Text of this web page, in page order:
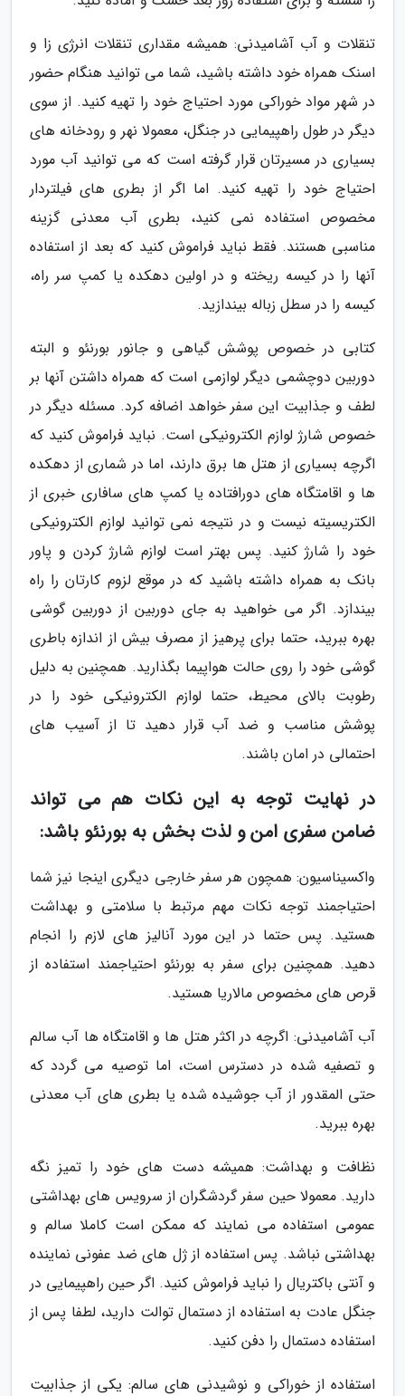
تنقلات و آب آشامیدنی: همیشه مقداری تنقلات انرژی زا و
اسنک همراه خود داشته باشید، شما می توانید هنگام حضور
در شهر مواد خوراکی مورد احتیاج خود را تهیه کنید. از سوی
دیگر در طول راهپیمایی در جنگل، معمولا نهر و رودخانه های
بسیاری در مسیرتان قرار گرفته است که می توانید آب مورد
احتیاج خود را تهیه کنید. اما اگر از بطری های فیلتردار
مخصوص استفاده نمی کنید، بطری آب معدنی گزینه
مناسبی هستند. فقط نباید فراموش کنید که بعد از استفاده
آنها را در کیسه ریخته و در اولین دهکده یا کمپ سر راه،
کیسه را در سطل زباله بیندازید.
کتابی در خصوص پوشش گیاهی و جانور بورنئو و البته
دوربین دوچشمی دیگر لوازمی است که همراه داشتن آنها بر
لطف و جذابیت این سفر خواهد اضافه کرد. مسئله دیگر در
خصوص شارژ لوازم الکترونیکی است. نباید فراموش کنید که
اگرچه بسیاری از هتل ها برق دارند، اما در شماری از دهکده
ها و اقامتگاه های دورافتاده یا کمپ های سافاری خبری از
الکتریسیته نیست و در نتیجه نمی توانید لوازم الکترونیکی
خود را شارژ کنید. پس بهتر است لوازم شارژ کردن و پاور
بانک به همراه داشته باشید که در موقع لزوم کارتان را راه
بیندازد. اگر می خواهید به جای دوربین از دوربین گوشی
بهره ببرید، حتما برای پرهیز از مصرف بیش از اندازه باطری
گوشی خود را روی حالت هواپیما بگذارید. همچنین به دلیل
رطوبت بالای محیط، حتما لوازم الکترونیکی خود را در
پوشش مناسب و ضد آب قرار دهید تا از آسیب های
احتمالی در امان باشند.
در نهایت توجه به این نکات هم می تواند
ضامن سفری امن و لذت بخش به بورنئو باشد:
واکسیناسیون: همچون هر سفر خارجی دیگری اینجا نیز شما
احتیاجمند توجه نکات مهم مرتبط با سلامتی و بهداشت
هستید. پس حتما در این مورد آنالیز های لازم را انجام
دهید. همچنین برای سفر به بورنئو احتیاجمند استفاده از
قرص های مخصوص مالاریا هستید.
آب آشامیدنی: اگرچه در اکثر هتل ها و اقامتگاه ها آب سالم
و تصفیه شده در دسترس است، اما توصیه می گردد که
حتی المقدور از آب جوشیده شده یا بطری های آب معدنی
بهره ببرید.
نظافت و بهداشت: همیشه دست های خود را تمیز نگه
دارید. معمولا حین سفر گردشگران از سرویس های بهداشتی
عمومی استفاده می نمایند که ممکن است کاملا سالم و
بهداشتی نباشد. پس استفاده از ژل های ضد عفونی نماینده
و آنتی باکتریال را نباید فراموش کنید. اگر حین راهپیمایی در
جنگل عادت به استفاده از دستمال توالت دارید، لطفا پس از
استفاده دستمال را دفن کنید.
استفاده از خوراکی و نوشیدنی های سالم: یکی از جذابیت